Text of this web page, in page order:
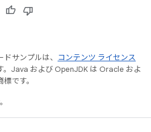
サンプルは、
コンテンツ ライセンス
。Java および OpenJDK は Oracle およ
です。